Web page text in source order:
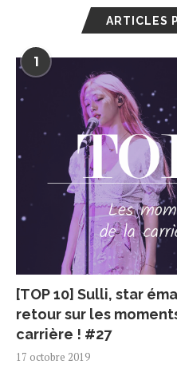
ARTICLES
1
[TOP 10] Sulli, star
retour sur les
carrière ! #27
17 octobre 2019